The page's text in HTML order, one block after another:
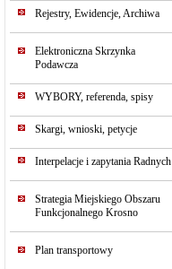
Rejestry, Ewidencje, Archiwa
Elektroniczna Skrzynka
Podawcza
WYBORY, referenda, spisy
Skargi, wnioski, petycje
Interpelacje i zapytania Radnych
Strategia Miejskiego Obszaru
Funkcjonalnego Krosno
Plan transportowy